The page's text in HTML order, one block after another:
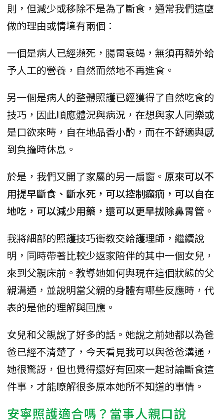
則，但減少或移除不是為了斷食，通常我們這麼
做的理由或情境有兩個：
一個是病人已經瀕死，腸胃衰竭，無須再額外給
予人工的營養，自然而然地不再進食。
另一個是病人的整體照護已經獲得了自然吃食的
技巧，因此順應體況與病況，在想與家人同樂或
是口欲來時，自在地品香小酌，而在不舒適與感
到負擔時休息。
於是，我們又開了家屬的另一扇窗。 原來可以不
用提早斷食、斷水死，可以控制癲癇，可以自在
地吃，可以減少用藥，還可以更早拔除鼻胃管 。
我將細部的照護技巧衛教交給護理師，繼續說
明，同時帶著比較少返家陪伴的其中一個女兒，
來到父親床前。教導她如何與現在這個狀態的父
親溝通，並說明當父親的身體有哪些反應時，代
表的是他的理解與回應。
女兒和父親說了好多的話。她說之前她都以為爸
爸已經不清楚了，今天看見我可以與爸爸溝通，
她很驚訝，但也覺得還好有回來一起討論斷食這
件事，才能瞭解很多原本她所不知道的事情。
安寧照護適合嗎？當事人親口說